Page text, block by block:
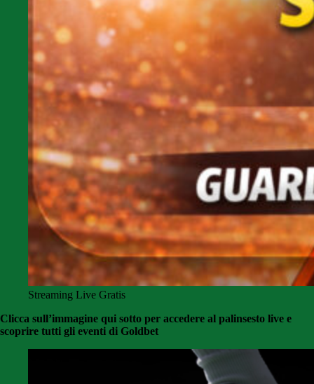
Streaming Live Gratis
Clicca sull’immagine qui sotto per accedere al palinsesto live e
scoprire tutti gli eventi di Goldbet